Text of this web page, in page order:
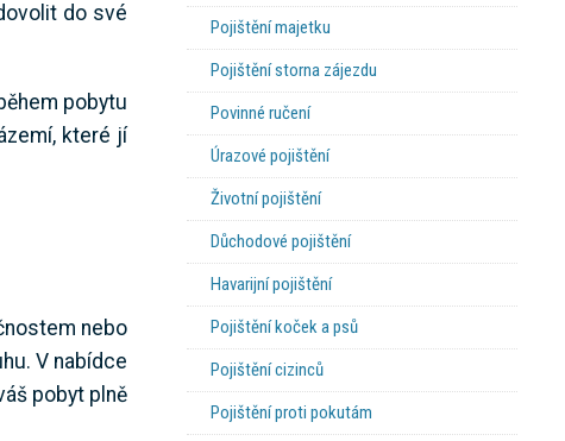
do své
pobytu
které jí
nebo
V nabídce
pobyt plně
Pojištění majetku
Pojištění storna zájezdu
Povinné ručení
Úrazové pojištění
Životní pojištění
Důchodové pojištění
Havarijní pojištění
Pojištění koček a psů
Pojištění cizinců
Pojištění proti pokutám